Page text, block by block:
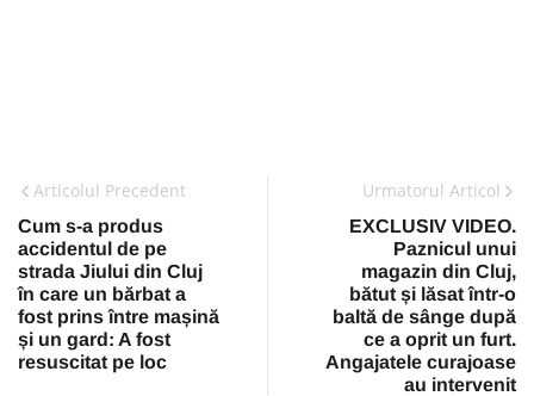
Articolul Precedent
Cum s-a produs
accidentul de pe
strada Jiului din Cluj
în care un bărbat a
fost prins între mașină
și un gard: A fost
resuscitat pe loc
Urmatorul Articol
EXCLUSIV VIDEO.
Paznicul unui
magazin din Cluj,
bătut și lăsat într-o
baltă de sânge după
ce a oprit un furt.
Angajatele curajoase
au intervenit